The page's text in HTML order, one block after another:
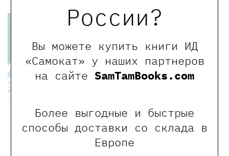
России?
Вы можете купить книги ИД
«Самокат» у наших партнеров
на сайте SamTamBooks.com
Более выгодные и быстрые
способы доставки со склада в
Европе
Бассейн, или
Всё лето под
Новенький
990 ₽
Алмонд Дэвид